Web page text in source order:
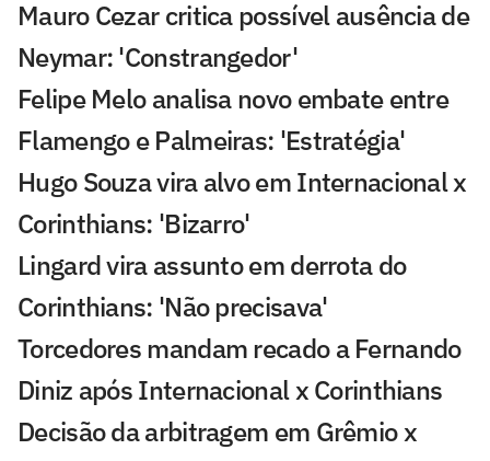
Mauro Cezar critica possível ausência de
Neymar: 'Constrangedor'
Felipe Melo analisa novo embate entre
Flamengo e Palmeiras: 'Estratégia'
Hugo Souza vira alvo em Internacional x
Corinthians: 'Bizarro'
Lingard vira assunto em derrota do
Corinthians: 'Não precisava'
Torcedores mandam recado a Fernando
Diniz após Internacional x Corinthians
Decisão da arbitragem em Grêmio x